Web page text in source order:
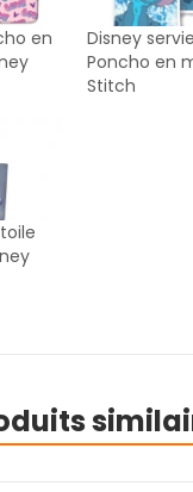
en
Disney
Poncho en
Stitch